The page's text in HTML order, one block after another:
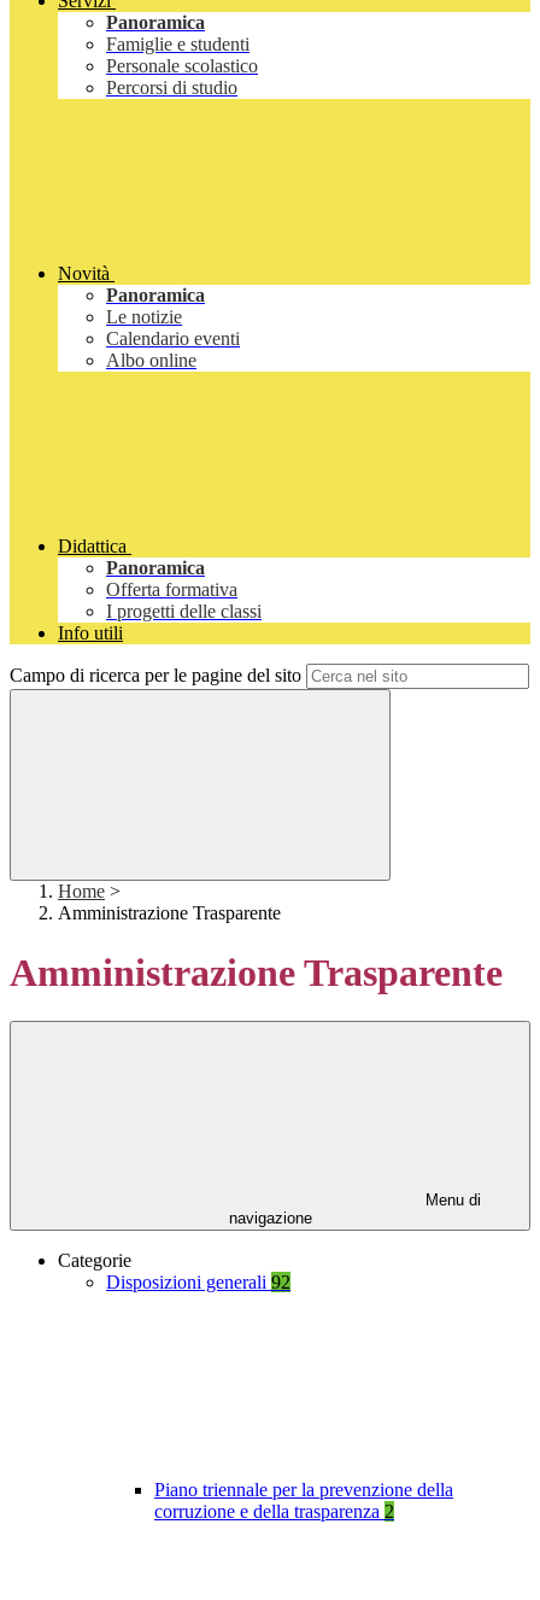
Panoramica
Famiglie e studenti
Personale scolastico
Percorsi di studio
Novità
Panoramica
Le notizie
Calendario eventi
Albo online
Didattica
Panoramica
Offerta formativa
I progetti delle classi
Info utili
Campo di ricerca per le pagine del sito
Home >
Amministrazione Trasparente
Amministrazione Trasparente
Menu di
navigazione
Categorie
Disposizioni generali 92
Piano triennale per la prevenzione della
corruzione e della trasparenza 2